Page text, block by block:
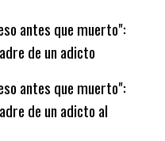
antes que muerto":
de un adicto
antes que muerto":
de un adicto al